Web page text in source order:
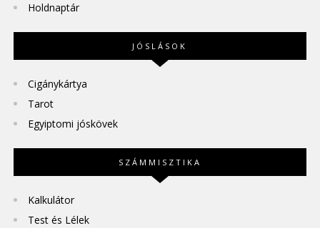
Holdnaptár
JÓSLÁSOK
Cigánykártya
Tarot
Egyiptomi jóskövek
SZÁMMISZTIKA
Kalkulátor
Test és Lélek